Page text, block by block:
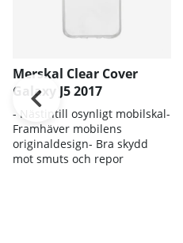
Merskal Clear Cover
Galaxy J5 2017
- Nästintill osynligt mobilskal-
Framhäver mobilens
originaldesign- Bra skydd
mot smuts och repor